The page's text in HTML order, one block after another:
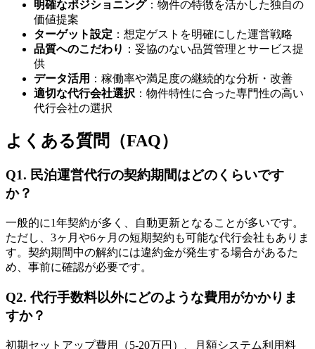
明確なポジショニング：物件の特徴を活かした独自の
価値提案
ターゲット設定 ：想定ゲストを明確にした運営戦略
品質へのこだわり ：妥協のない品質管理とサービス提
供
データ活用 ：稼働率や満足度の継続的な分析・改善
適切な代行会社選択 ：物件特性に合った専門性の高い
代行会社の選択
よくある質問（FAQ）
Q1. 民泊運営代行の契約期間はどのくらいです
か？
一般的に1年契約が多く、自動更新となることが多いです。
ただし、3ヶ月や6ヶ月の短期契約も可能な代行会社もありま
す。契約期間中の解約には違約金が発生する場合があるた
め、事前に確認が必要です。
Q2. 代行手数料以外にどのような費用がかかりま
すか？
初期セットアップ費用（5-20万円）、月額システム利用料